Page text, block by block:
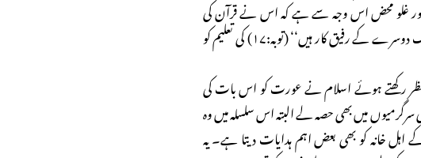
غلو محض اس وجہ سے ہے کہ اس نے قرآن کی
تعلیم ’’مومن مرد اور مومن عورتیں ایک دوسرے کے رفیق کار ہیں‘‘ (توبہ:۱۷) کی تعلیم کو
رکھتے ہوئے اسلام نے عورت کو اس بات کی
میں بھی حصہ لے البتہ اس سلسلہ میں وہ
خانہ کو بھی بعض اہم ہدایات دیتا ہے۔ یہ